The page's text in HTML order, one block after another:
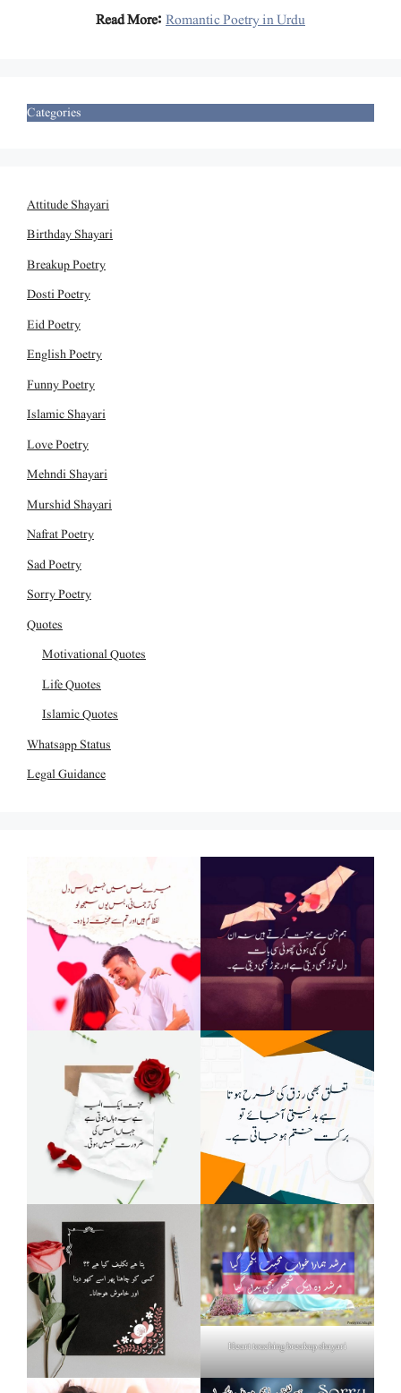
Read More:Romantic Poetry in Urdu
Categories
Attitude Shayari
Birthday Shayari
Breakup Poetry
Dosti Poetry
Eid Poetry
English Poetry
Funny Poetry
Islamic Shayari
Love Poetry
Mehndi Shayari
Murshid Shayari
Nafrat Poetry
Sad Poetry
Sorry Poetry
Quotes
Motivational Quotes
Life Quotes
Islamic Quotes
Whatsapp Status
Legal Guidance
Heart touching breakup shayari